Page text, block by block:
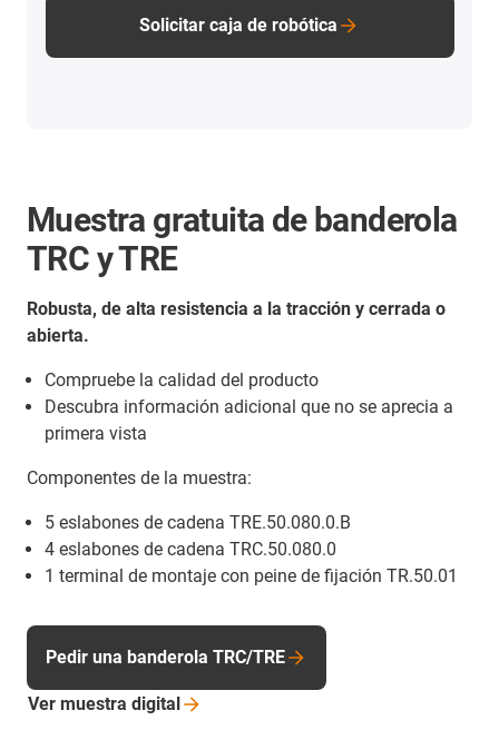
Solicitar caja de robótica
Muestra gratuita de banderola
TRC y TRE
Robusta, de alta resistencia a la tracción y cerrada o
abierta.
Compruebe la calidad del producto
Descubra información adicional que no se aprecia a
primera vista
Componentes de la muestra:
5 eslabones de cadena TRE.50.080.0.B
4 eslabones de cadena TRC.50.080.0
1 terminal de montaje con peine de fijación TR.50.01
Pedir una banderola TRC/TRE
Ver muestra digital